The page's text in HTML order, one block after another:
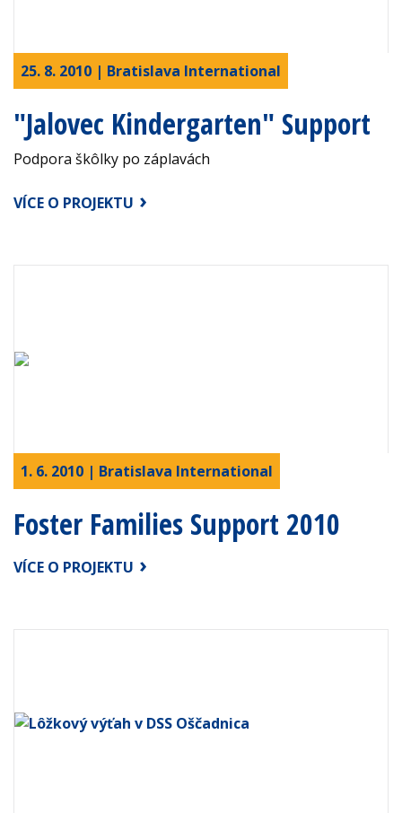
25. 8. 2010 | Bratislava International
"Jalovec Kindergarten" Support
Podpora škôlky po záplavách
VÍCE O PROJEKTU
1. 6. 2010 | Bratislava International
Foster Families Support 2010
VÍCE O PROJEKTU